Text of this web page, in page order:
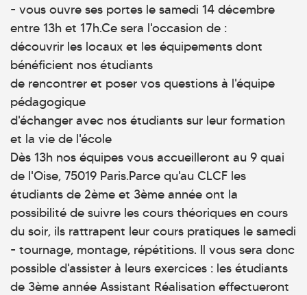
- vous ouvre ses portes le samedi 14 décembre
entre 13h et 17h.Ce sera l'occasion de :
découvrir les locaux et les équipements dont
bénéficient nos étudiants
de rencontrer et poser vos questions à l'équipe
pédagogique
d'échanger avec nos étudiants sur leur formation
et la vie de l'école
Dès 13h nos équipes vous accueilleront au 9 quai
de l'Oise, 75019 Paris.Parce qu'au CLCF les
étudiants de 2ème et 3ème année ont la
possibilité de suivre les cours théoriques en cours
du soir, ils rattrapent leur cours pratiques le samedi
- tournage, montage, répétitions. Il vous sera donc
possible d'assister à leurs exercices : les étudiants
de 3ème année Assistant Réalisation effectueront